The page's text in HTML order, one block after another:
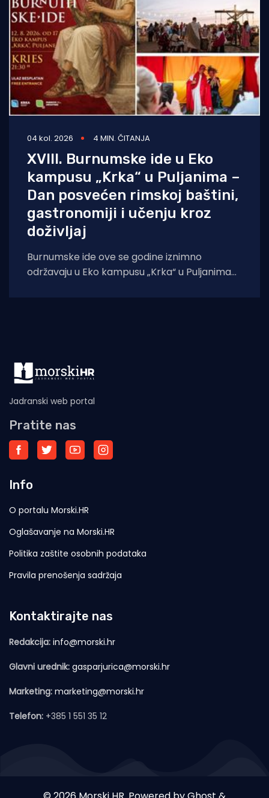
04 kol. 2026 4 MIN. ČITANJA
XVIII. Burnumske ide u Eko
kampusu „Krka“ u Puljanima –
Dan posvećen rimskoj baštini,
gastronomiji i učenju kroz
doživljaj
Burnumske ide ove se godine iznimno
održavaju u Eko kampusu „Krka“ u Puljanima
Jadranski web portal
Pratite nas
Info
O portalu Morski.HR
Oglašavanje na Morski.HR
Politika zaštite osobnih podataka
Pravila prenošenja sadržaja
Kontaktirajte nas
Redakcija: info@morski.hr
Glavni urednik: gasparjurica@morski.hr
Marketing: marketing@morski.hr
Telefon: +385 1 551 35 12